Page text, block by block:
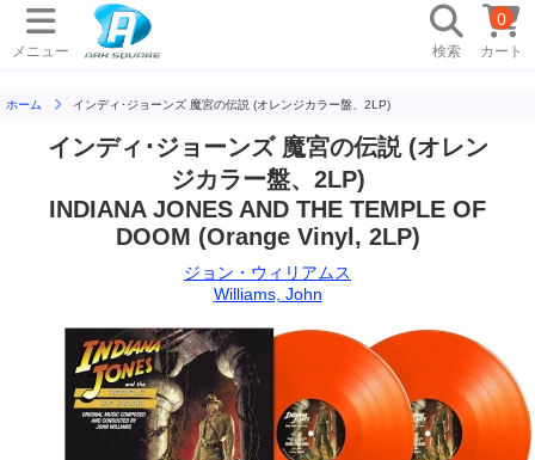
メニュー 検索 カート
0
ホーム インディ･ジョーンズ 魔宮の伝説 (オレンジカラー盤、2LP)
インディ･ジョーンズ 魔宮の伝説 (オレン
ジカラー盤、2LP)
INDIANA JONES AND THE TEMPLE OF
DOOM (Orange Vinyl, 2LP)
ジョン・ウィリアムス
Williams, John